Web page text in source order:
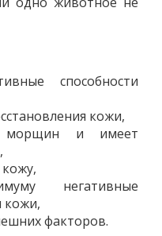
способности
кожи,
морщин и имеет
негативные
кожи,
факторов.